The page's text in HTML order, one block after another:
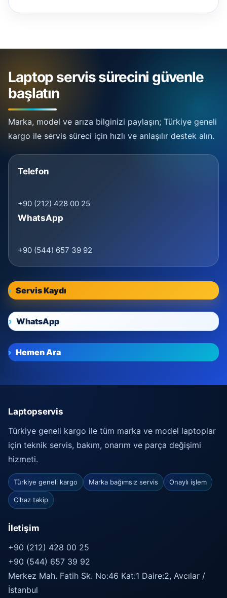
Laptop servis sürecini güvenle
başlatın
Marka, model ve arıza bilginizi paylaşın; Türkiye geneli
kargo ile servis süreci için hızlı ve anlaşılır destek alın.
Telefon
+90 (212) 428 00 25
WhatsApp
+90 (544) 657 39 92
Servis Kaydı
WhatsApp
Hemen Ara
Laptopservis
Türkiye geneli kargo ile tüm marka ve model laptoplar
için teknik servis, bakım, onarım ve parça değişimi
hizmeti.
Türkiye geneli kargo Marka bağımsız servis Onaylı işlem
Cihaz takip
İletişim
+90 (212) 428 00 25
+90 (544) 657 39 92
Merkez Mah. Fatih Sk. No:46 Kat:1 Daire:2, Avcılar /
İstanbul